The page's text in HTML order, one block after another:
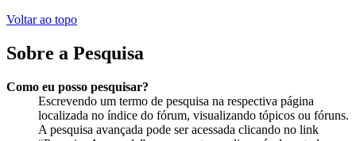
Voltar ao topo
Sobre a Pesquisa
Como eu posso pesquisar?
Escrevendo um termo de pesquisa na respectiva página
localizada no índice do fórum, visualizando tópicos ou fóruns.
A pesquisa avançada pode ser acessada clicando no link